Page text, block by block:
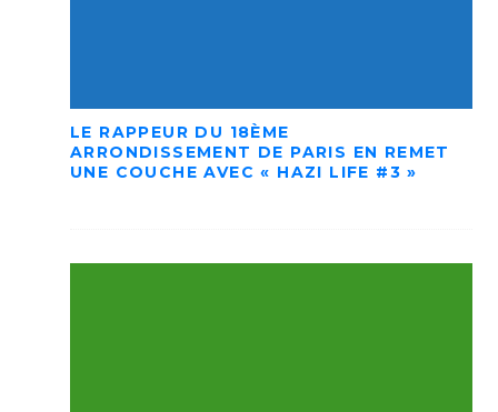
LE RAPPEUR DU 18ÈME
ARRONDISSEMENT DE PARIS EN REMET
UNE COUCHE AVEC « HAZI LIFE #3 »